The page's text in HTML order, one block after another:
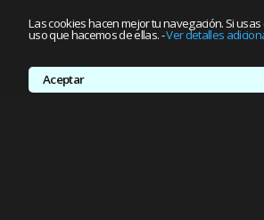
Las cookies hacen mejor tu navegación. Si
uso que hacemos de ellas.-Ver detalles
Aceptar